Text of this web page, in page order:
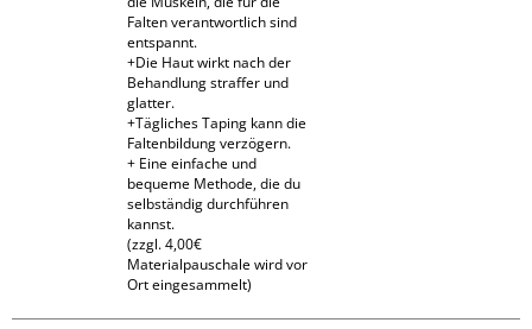
Falten verantwortlich sind
entspannt.
+Die Haut wirkt nach der
Behandlung straffer und
glatter.
+Tägliches Taping kann die
Faltenbildung verzögern.
+ Eine einfache und
bequeme Methode, die du
selbständig durchführen
kannst.
(zzgl. 4,00€
Materialpauschale wird vor
Ort eingesammelt)